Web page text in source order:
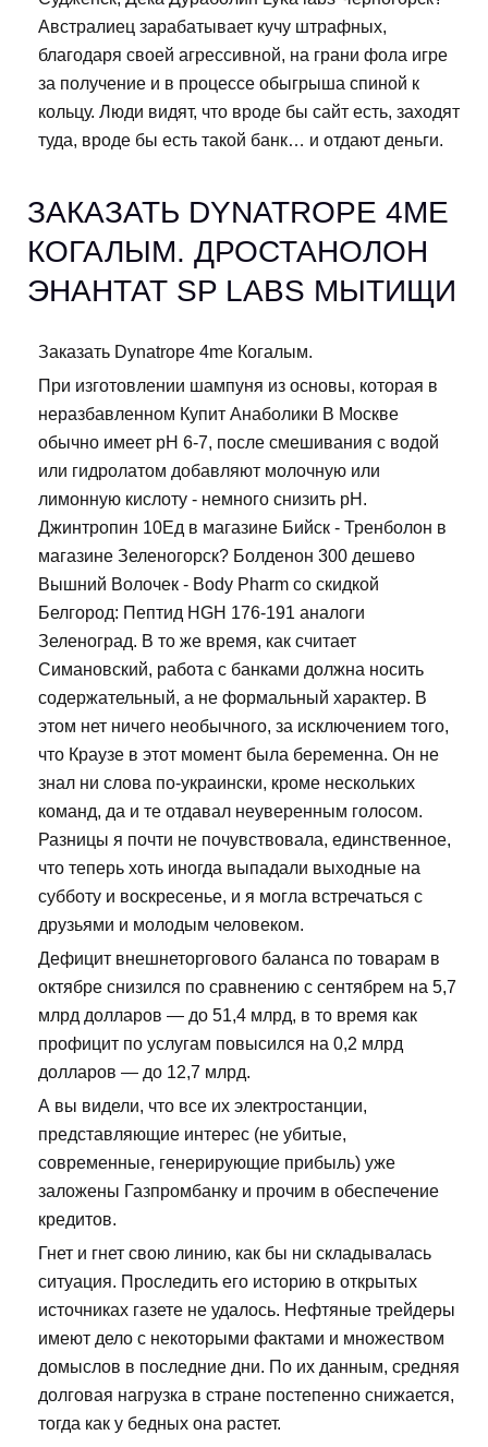
Австралиец зарабатывает кучу штрафных,
благодаря своей агрессивной, на грани фола игре
за получение и в процессе обыгрыша спиной к
кольцу. Люди видят, что вроде бы сайт есть, заходят
туда, вроде бы есть такой банк… и отдают деньги.
ЗАКАЗАТЬ DYNATROPE 4ME
КОГАЛЫМ. ДРОСТАНОЛОН
ЭНАНТАТ SP LABS МЫТИЩИ
Заказать Dynatrope 4me Когалым.
При изготовлении шампуня из основы, которая в
неразбавленном Купит Анаболики В Москве
обычно имеет рН 6-7, после смешивания с водой
или гидролатом добавляют молочную или
лимонную кислоту - немного снизить рН.
Джинтропин 10Ед в магазине Бийск - Тренболон в
магазине Зеленогорск? Болденон 300 дешево
Вышний Волочек - Body Pharm со скидкой
Белгород: Пептид HGH 176-191 аналоги
Зеленоград. В то же время, как считает
Симановский, работа с банками должна носить
содержательный, а не формальный характер. В
этом нет ничего необычного, за исключением того,
что Краузе в этот момент была беременна. Он не
знал ни слова по-украински, кроме нескольких
команд, да и те отдавал неуверенным голосом.
Разницы я почти не почувствовала, единственное,
что теперь хоть иногда выпадали выходные на
субботу и воскресенье, и я могла встречаться с
друзьями и молодым человеком.
Дефицит внешнеторгового баланса по товарам в
октябре снизился по сравнению с сентябрем на 5,7
млрд долларов — до 51,4 млрд, в то время как
профицит по услугам повысился на 0,2 млрд
долларов — до 12,7 млрд.
А вы видели, что все их электростанции,
представляющие интерес (не убитые,
современные, генерирующие прибыль) уже
заложены Газпромбанку и прочим в обеспечение
кредитов.
Гнет и гнет свою линию, как бы ни складывалась
ситуация. Проследить его историю в открытых
источниках газете не удалось. Нефтяные трейдеры
имеют дело с некоторыми фактами и множеством
домыслов в последние дни. По их данным, средняя
долговая нагрузка в стране постепенно снижается,
тогда как у бедных она растет.